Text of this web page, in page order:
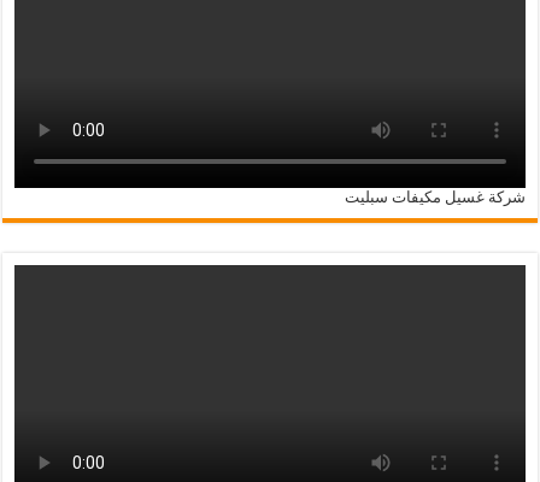
شركة غسيل مكيفات سبليت